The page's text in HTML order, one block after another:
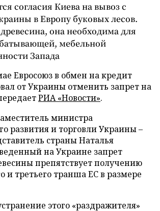
согласия Киева на вывоз с
в Европу буковых лесов.
она необходима для
мебельной
Запада
Евросоюз в обмен на кредит
от Украины отменить запрет на
РИА «Новости».
министра
развития и торговли Украины –
страны Наталья
на Украине запрет
препятствует получению
и третьего транша ЕС в размере
этого «раздражителя»